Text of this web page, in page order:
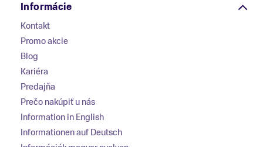
Informácie
Kontakt
Promo akcie
Blog
Kariéra
Predajňa
Prečo nakúpiť u nás
Information in English
Informationen auf Deutsch